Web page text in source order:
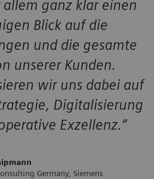
allem ganz klar einen
Blick auf die
und die gesamte
unserer Kunden.
wir uns dabei auf
Digitalisierung
Exzellenz.“
Germany, Siemens